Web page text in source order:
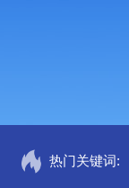
热门关键词: